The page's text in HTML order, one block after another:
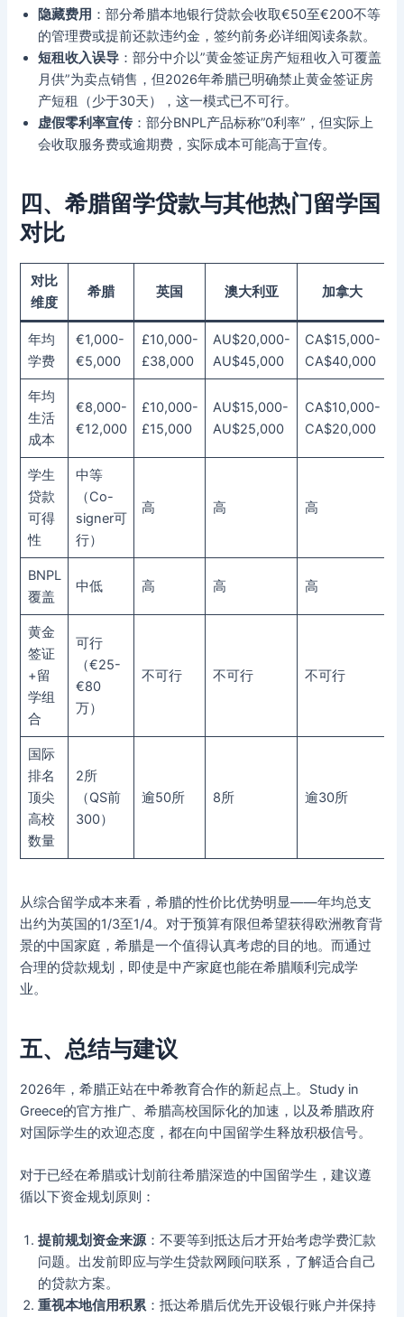
隐藏费用 ：部分希腊本地银行贷款会收取€50至€200不等
的管理费或提前还款违约金，签约前务必详细阅读条款。
短租收入误导 ：部分中介以”黄金签证房产短租收入可覆盖
月供”为卖点销售，但2026年希腊已明确禁止黄金签证房
产短租（少于30天），这一模式已不可行。
虚假零利率宣传 ：部分BNPL产品标称”0利率”，但实际上
会收取服务费或逾期费，实际成本可能高于宣传。
四、希腊留学贷款与其他热门留学国
对比
对比
维度
希腊 英国 澳大利亚 加拿大
年均
学费
€1,000-
€5,000
£10,000-
£38,000
AU$20,000-
AU$45,000
CA$15,000-
CA$40,000
年均
生活
成本
€8,000-
€12,000
£10,000-
£15,000
AU$15,000-
AU$25,000
CA$10,000-
CA$20,000
学生
贷款
可得
性
中等
（Co-
signer可
行）
高 高 高
BNPL
覆盖
中低 高 高 高
黄金
签证
+留
学组
合
可行
（€25-
€80
万）
不可行 不可行 不可行
国际
排名
顶尖
高校
数量
2所
（QS前
300）
逾50所 8所 逾30所
从综合留学成本来看，希腊的性价比优势明显——年均总支
出约为英国的1/3至1/4。对于预算有限但希望获得欧洲教育背
景的中国家庭，希腊是一个值得认真考虑的目的地。而通过
合理的贷款规划，即使是中产家庭也能在希腊顺利完成学
业。
五、总结与建议
2026年，希腊正站在中希教育合作的新起点上。Study in
Greece的官方推广、希腊高校国际化的加速，以及希腊政府
对国际学生的欢迎态度，都在向中国留学生释放积极信号。
对于已经在希腊或计划前往希腊深造的中国留学生，建议遵
循以下资金规划原则：
提前规划资金来源：不要等到抵达后才开始考虑学费汇款
问题。出发前即应与学生贷款网顾问联系，了解适合自己
的贷款方案。
重视本地信用积累 ：抵达希腊后优先开设银行账户并保持